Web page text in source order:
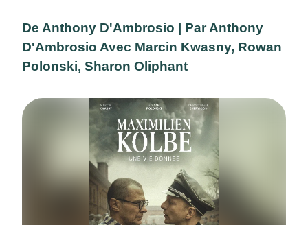
De Anthony D'Ambrosio | Par Anthony
D'Ambrosio Avec Marcin Kwasny, Rowan
Polonski, Sharon Oliphant